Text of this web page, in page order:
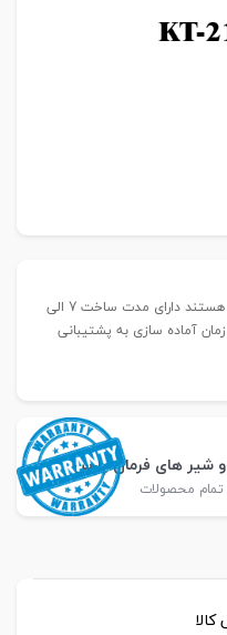
محصولاتی که در حالت پیش خرید هستند دارای مدت ساخت 7 الی
زمان آماده سازی به پشتیبانی
شیر های فرمان پارس